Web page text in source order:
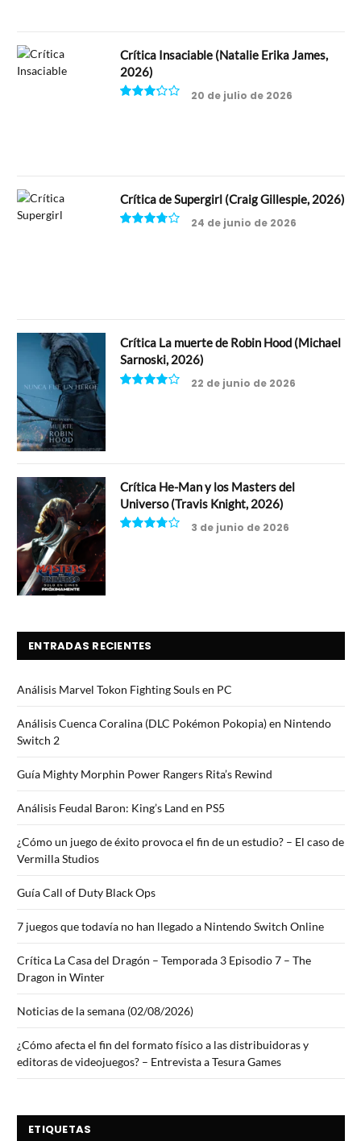
Crítica Insaciable (Natalie Erika James,
2026)
20 de julio de 2026
Crítica de Supergirl (Craig Gillespie, 2026)
24 de junio de 2026
Crítica La muerte de Robin Hood (Michael
Sarnoski, 2026)
22 de junio de 2026
Crítica He-Man y los Masters del
Universo (Travis Knight, 2026)
3 de junio de 2026
ENTRADAS RECIENTES
Análisis Marvel Tokon Fighting Souls en PC
Análisis Cuenca Coralina (DLC Pokémon Pokopia) en Nintendo
Switch 2
Guía Mighty Morphin Power Rangers Rita’s Rewind
Análisis Feudal Baron: King’s Land en PS5
¿Cómo un juego de éxito provoca el fin de un estudio? – El caso de
Vermilla Studios
Guía Call of Duty Black Ops
7 juegos que todavía no han llegado a Nintendo Switch Online
Crítica La Casa del Dragón – Temporada 3 Episodio 7 – The
Dragon in Winter
Noticias de la semana (02/08/2026)
¿Cómo afecta el fin del formato físico a las distribuidoras y
editoras de videojuegos? – Entrevista a Tesura Games
ETIQUETAS